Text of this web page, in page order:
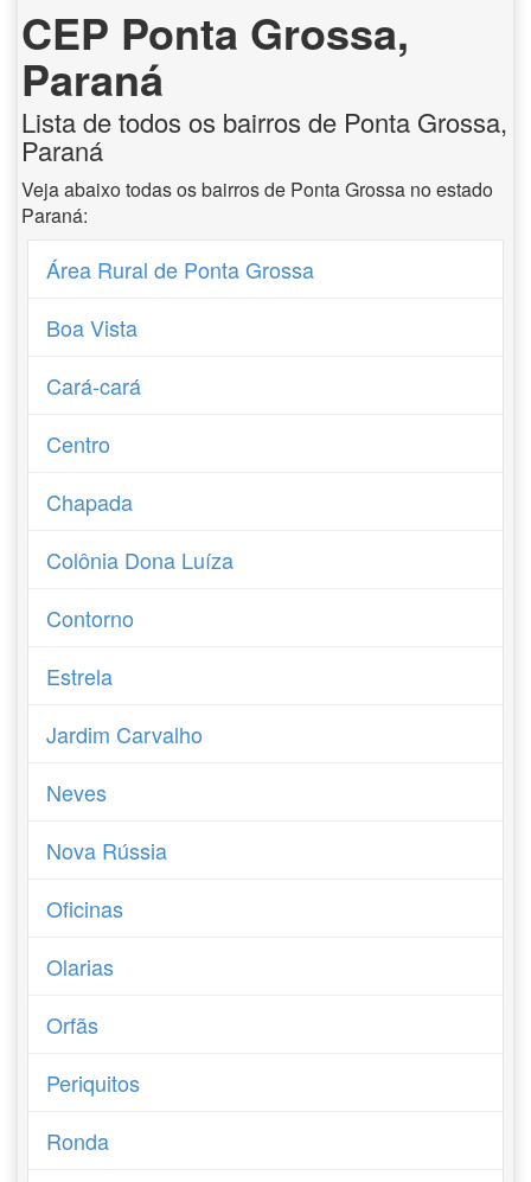
CEP Ponta Grossa,
Paraná
Lista de todos os bairros de Ponta Grossa,
Paraná
Veja abaixo todas os bairros de Ponta Grossa no estado
Paraná:
Área Rural de Ponta Grossa
Boa Vista
Cará-cará
Centro
Chapada
Colônia Dona Luíza
Contorno
Estrela
Jardim Carvalho
Neves
Nova Rússia
Oficinas
Olarias
Orfãs
Periquitos
Ronda